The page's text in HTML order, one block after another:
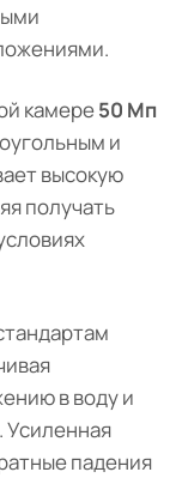
камере50 Мп
и
высокую
получать
в воду и
Усиленная
падения